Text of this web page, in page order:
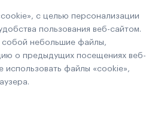
с целью персонализации
пользования веб-сайтом.
собой небольшие файлы,
о предыдущих посещениях веб-
использовать файлы «cookie»,